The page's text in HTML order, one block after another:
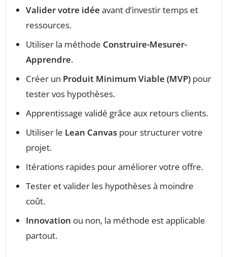
Valider votre idée avant d’investir temps et
ressources.
Utiliser la méthode Construire-Mesurer-
Apprendre.
Créer un Produit Minimum Viable (MVP) pour
tester vos hypothèses.
Apprentissage validé grâce aux retours clients.
Utiliser le Lean Canvas pour structurer votre
projet.
Itérations rapides pour améliorer votre offre.
Tester et valider les hypothèses à moindre
coût.
Innovation ou non, la méthode est applicable
partout.